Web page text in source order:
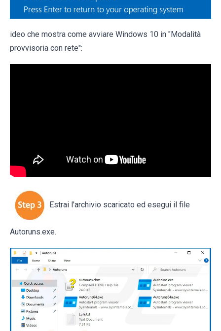
ideo che mostra come avviare Windows 10 in "Modalità
provvisoria con rete":
Estrai l'archivio scaricato ed esegui il file
Autoruns.exe.